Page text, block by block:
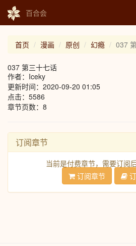
百合会
首页 漫画 原创 幻瘾 037
037 第三十七话
作者：Iceky
更新时间：2020-09-20 01:05
点击：5586
章节页数：8
订阅章节
当前是付费章节，需要订阅
订阅章节